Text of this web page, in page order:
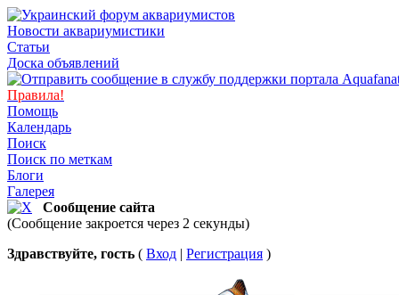
Новости аквариумистики
Статьи
Доска объявлений
Правила!
Помощь
Календарь
Поиск
Поиск по меткам
Блоги
Галерея
Сообщение сайта
(Сообщение закроется через 2 секунды)
Здравствуйте, гость ( Вход | Регистрация )